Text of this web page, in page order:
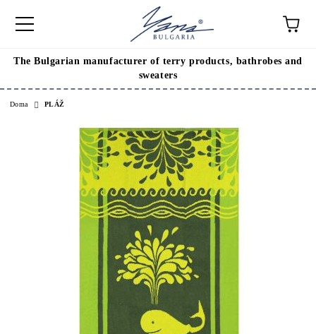
The Bulgarian manufacturer of terry products, bathrobes and
sweaters
Doma PLÁŽ